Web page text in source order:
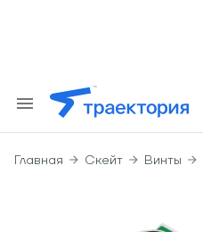
Главная Скейт Винты